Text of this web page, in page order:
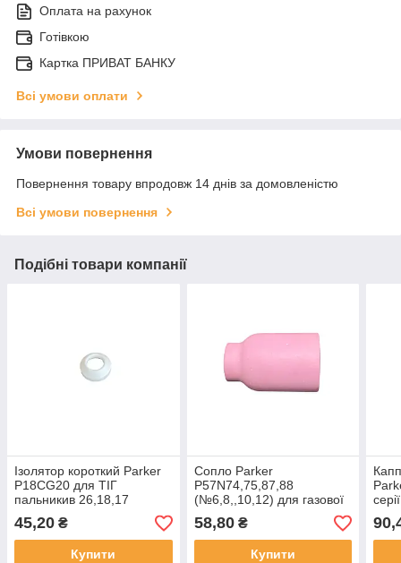
Оплата на рахунок
Готівкою
Картка ПРИВАТ БАНКУ
Всі умови оплати
Умови повернення
Повернення товару впродовж 14 днів за домовленістю
Всі умови повернення
Подібні товари компанії
Ізолятор короткий Parker
P18СG20 для ТІГ
пальникив 26,18,17
45,20 ₴
Купити
Сопло Parker
P57N74,75,87,88
(№6,8,,10,12) для газової
лінзи,ТІГ SGT/SGTCW
9/17/18/20/20S/26/125M
250M/225F
58,80₴
Купити